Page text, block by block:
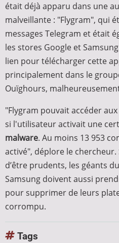
était déjà apparu dans une
malveillante : "Flygram", qui
messages Telegram et était
les stores Google et
lien pour télécharger cette
principalement dans le
Ouïghours,
"Flygram pouvait accéder
si l'utilisateur activait une
malware. Au moins 13 953
activé", déplore le chercheur.
d’être prudents, les géants
Samsung doivent aussi
pour supprimer de leurs
corrompu.
Tags